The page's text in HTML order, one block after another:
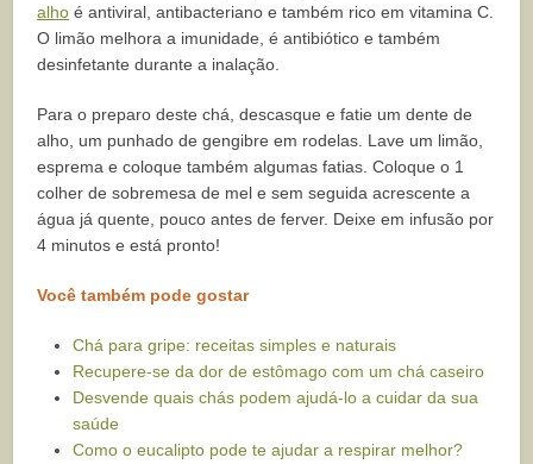
alho é antiviral, antibacteriano e também rico em vitamina C.
O limão melhora a imunidade, é antibiótico e também
desinfetante durante a inalação.
Para o preparo deste chá, descasque e fatie um dente de
alho, um punhado de gengibre em rodelas. Lave um limão,
esprema e coloque também algumas fatias. Coloque o 1
colher de sobremesa de mel e sem seguida acrescente a
água já quente, pouco antes de ferver. Deixe em infusão por
4 minutos e está pronto!
Você também pode gostar
Chá para gripe: receitas simples e naturais
Recupere-se da dor de estômago com um chá caseiro
Desvende quais chás podem ajudá-lo a cuidar da sua
saúde
Como o eucalipto pode te ajudar a respirar melhor?